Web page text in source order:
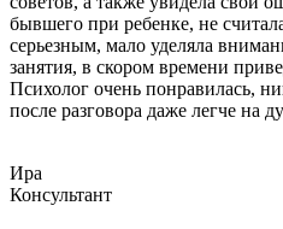
бывшего при ребенке, не
серьезным, мало уделяла
занятия, в скором времени
Психолог очень понравилась,
после разговора даже легче на
Ира
Консультант